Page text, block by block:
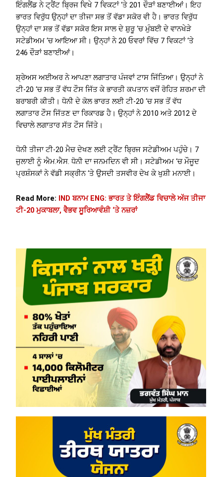
ਇੰਗਲੈਂਡ ਨੇ ਟ੍ਰੈਂਟ ਬ੍ਰਿਜ ਵਿਖੇ 7 ਵਿਕਟਾਂ ‘ਤੇ 201 ਦੌੜਾਂ ਬਣਾਈਆਂ। ਇਹ
ਭਾਰਤ ਵਿਰੁੱਧ ਉਨ੍ਹਾਂ ਦਾ ਤੀਜਾ ਸਭ ਤੋਂ ਵੱਡਾ ਸਕੋਰ ਵੀ ਹੈ। ਭਾਰਤ ਵਿਰੁੱਧ
ਉਨ੍ਹਾਂ ਦਾ ਸਭ ਤੋਂ ਵੱਡਾ ਸਕੋਰ ਇਸ ਸਾਲ ਦੇ ਸ਼ੁਰੂ ‘ਚ ਮੁੰਬਈ ਦੇ ਵਾਨਖੇੜੇ
ਸਟੇਡੀਅਮ ‘ਚ ਆਇਆ ਸੀ। ਉਨ੍ਹਾਂ ਨੇ 20 ਓਵਰਾਂ ਵਿੱਚ 7 ​​ਵਿਕਟਾਂ ‘ਤੇ
246 ਦੌੜਾਂ ਬਣਾਈਆਂ।
ਸ਼੍ਰੇਅਸ ਅਈਅਰ ਨੇ ਆਪਣਾ ਲਗਾਤਾਰ ਪੰਜਵਾਂ ਟਾਸ ਜਿੱਤਿਆ। ਉਨ੍ਹਾਂ ਨੇ
ਟੀ-20 ‘ਚ ਸਭ ਤੋਂ ਵੱਧ ਟੌਸ ਜਿੱਤ ਕੇ ਭਾਰਤੀ ਕਪਤਾਨ ਵਜੋਂ ਰੋਹਿਤ ਸ਼ਰਮਾ ਦੀ
ਬਰਾਬਰੀ ਕੀਤੀ। ਧੋਨੀ ਦੇ ਕੋਲ ਭਾਰਤ ਲਈ ਟੀ-20 ‘ਚ ਸਭ ਤੋਂ ਵੱਧ
ਲਗਾਤਾਰ ਟੌਸ ਜਿੱਤਣ ਦਾ ਰਿਕਾਰਡ ਹੈ। ਉਨ੍ਹਾਂ ਨੇ 2010 ਅਤੇ 2012 ਦੇ
ਵਿਚਾਲੇ ਲਗਾਤਾਰ ਸੱਤ ਟੌਸ ਜਿੱਤੇ।
ਧੋਨੀ ਤੀਜਾ ਟੀ-20 ਮੈਚ ਦੇਖਣ ਲਈ ਟ੍ਰੈਂਟ ਬ੍ਰਿਜ ਸਟੇਡੀਅਮ ਪਹੁੰਚੇ। 7
ਜੁਲਾਈ ਨੂੰ ਐਮ.ਐਸ. ਧੋਨੀ ਦਾ ਜਨਮਦਿਨ ਵੀ ਸੀ। ਸਟੇਡੀਅਮ ‘ਚ ਮੌਜੂਦ
ਪ੍ਰਸ਼ੰਸਕਾਂ ਨੇ ਵੱਡੀ ਸਕ੍ਰੀਨ ‘ਤੇ ਉਸਦੀ ਤਸਵੀਰ ਦੇਖ ਕੇ ਖੁਸ਼ੀ ਮਨਾਈ।
Read More: IND ਬਨਾਮ ENG: ਭਾਰਤ ਤੇ ਇੰਗਲੈਂਡ ਵਿਚਾਲੇ ਅੱਜ ਤੀਜਾ
ਟੀ-20 ਮੁਕਾਬਲਾ, ਵੈਭਵ ਸੂਰਿਆਵੰਸ਼ੀ ‘ਤੇ ਨਜ਼ਰਾਂ